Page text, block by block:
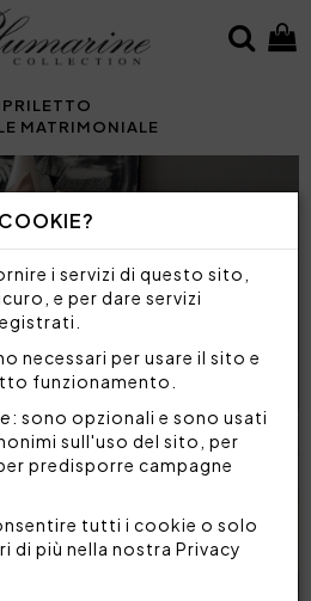
i servizi di questo sito,
e per dare servizi
necessari per usare il sito e
funzionamento.
: sono opzionali e sono usati
sull'uso del sito, per
predisporre campagne
tutti i cookie o solo
di più nella nostra Privacy
MATRIMONIALE